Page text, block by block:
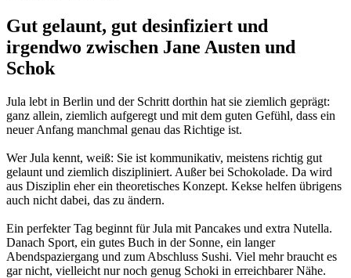
Gut gelaunt, gut desinfiziert und
irgendwo zwischen Jane Austen und
Schok
Jula lebt in Berlin und der Schritt dorthin hat sie ziemlich geprägt:
ganz allein, ziemlich aufgeregt und mit dem guten Gefühl, dass ein
neuer Anfang manchmal genau das Richtige ist.
Wer Jula kennt, weiß: Sie ist kommunikativ, meistens richtig gut
gelaunt und ziemlich diszipliniert. Außer bei Schokolade. Da wird
aus Disziplin eher ein theoretisches Konzept. Kekse helfen übrigens
auch nicht dabei, das zu ändern.
Ein perfekter Tag beginnt für Jula mit Pancakes und extra Nutella.
Danach Sport, ein gutes Buch in der Sonne, ein langer
Abendspaziergang und zum Abschluss Sushi. Viel mehr braucht es
gar nicht, vielleicht nur noch genug Schoki in erreichbarer Nähe.